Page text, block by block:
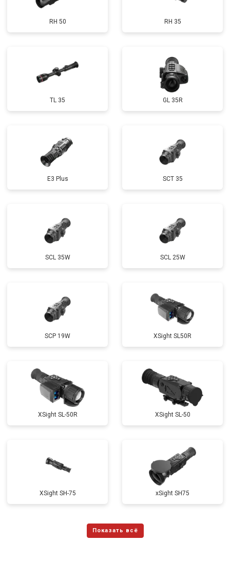
RH 50 RH 35
TL 35 GL 35R
E3 Plus SCT 35
SCL 35W SCL 25W
SCP 19W ХSight SL50R
XSight SL-50R XSight SL-50
XSight SH-75 xSight SH75